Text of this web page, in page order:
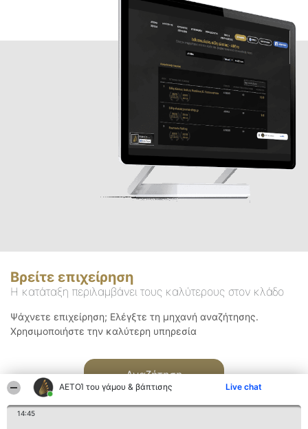
ΑΕΤΟΊ του γάμου & βάπτισης Live chat
14:45
Βρείτε επιχείρηση
Η κατάταξη περιλαμβάνει τους καλύτερους στον κλάδο
Ψάχνετε επιχείρηση; Ελέγξτε τη μηχανή αναζήτησης.
Χρησιμοποιήστε την καλύτερη υπηρεσία
Αναζήτηση